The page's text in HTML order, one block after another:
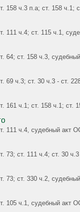
158 ч.3 п.а; ст. 158
111 ч.4; ст. 115 ч.1,
64; ст. 158 ч.3,
69 ч.3; ст. 30 ч.3 -
161 ч.1; ст. 158 ч.1;
ст. 111 ч.4, судебный
73; ст. 111 ч.4; ст.
73; ст. 330 ч.2,
ст. 105 ч.1, судебный